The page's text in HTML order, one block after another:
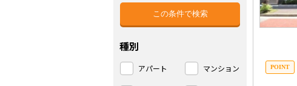
種別
アパート マンション